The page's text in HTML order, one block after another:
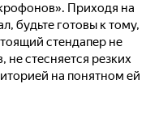
Приходя на
будьте готовы к тому,
стендапер не
стесняется резких
на понятном ей